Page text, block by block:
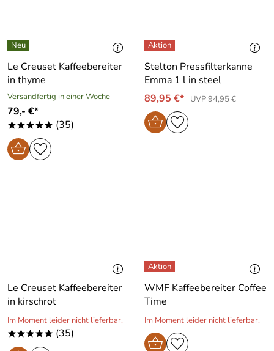
Le Creuset Kaffeebereiter
in thyme
Versandfertig in einer Woche
79,- €*
***** (35)
Stelton Pressfilterkanne
Emma 1 l in steel
89,95 €*
UVP 94,95 €
Le Creuset Kaffeebereiter
in kirschrot
Im Moment leider nicht lieferbar.
***** (35)
WMF Kaffeebereiter Coffee
Time
Im Moment leider nicht lieferbar.